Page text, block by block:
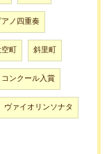
アノ四重奏
町 斜里町
コンクール入賞
ヴァイオリンソナタ